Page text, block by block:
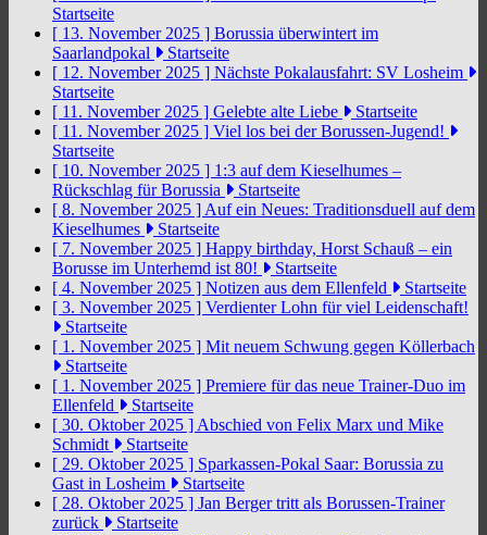
Startseite
[ 13. November 2025 ] Borussia überwintert im
Saarlandpokal
Startseite
[ 12. November 2025 ] Nächste Pokalausfahrt: SV Losheim
Startseite
[ 11. November 2025 ] Gelebte alte Liebe
Startseite
[ 11. November 2025 ] Viel los bei der Borussen-Jugend!
Startseite
[ 10. November 2025 ] 1:3 auf dem Kieselhumes –
Rückschlag für Borussia
Startseite
[ 8. November 2025 ] Auf ein Neues: Traditionsduell auf dem
Kieselhumes
Startseite
[ 7. November 2025 ] Happy birthday, Horst Schauß – ein
Borusse im Unterhemd ist 80!
Startseite
[ 4. November 2025 ] Notizen aus dem Ellenfeld
Startseite
[ 3. November 2025 ] Verdienter Lohn für viel Leidenschaft!
Startseite
[ 1. November 2025 ] Mit neuem Schwung gegen Köllerbach
Startseite
[ 1. November 2025 ] Premiere für das neue Trainer-Duo im
Ellenfeld
Startseite
[ 30. Oktober 2025 ] Abschied von Felix Marx und Mike
Schmidt
Startseite
[ 29. Oktober 2025 ] Sparkassen-Pokal Saar: Borussia zu
Gast in Losheim
Startseite
[ 28. Oktober 2025 ] Jan Berger tritt als Borussen-Trainer
zurück
Startseite